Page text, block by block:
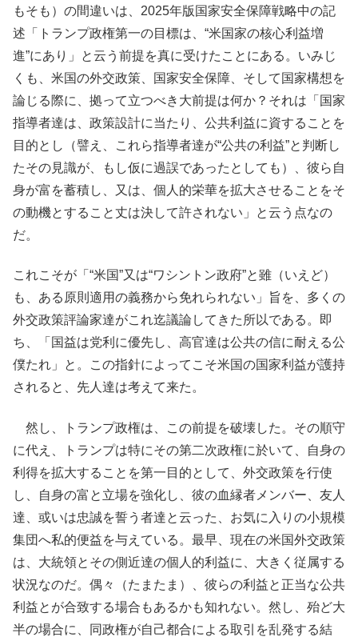
もそも）の間違いは、2025年版国家安全保障戦略中の記
述「トランプ政権第一の目標は、“米国家の核心利益増
進”にあり」と云う前提を真に受けたことにある。いみじ
くも、米国の外交政策、国家安全保障、そして国家構想を
論じる際に、拠って立つべき大前提は何か？それは「国家
指導者達は、政策設計に当たり、公共利益に資することを
目的とし（譬え、これら指導者達が“公共の利益”と判断し
たその見識が、もし仮に過誤であったとしても）、彼ら自
身が富を蓄積し、又は、個人的栄華を拡大させることをそ
の動機とすること丈は決して許されない」と云う点なの
だ。
これこそが「“米国”又は“ワシントン政府”と雖（いえど）
も、ある原則適用の義務から免れられない」旨を、多くの
外交政策評論家達がこれ迄議論してきた所以である。即
ち、「国益は党利に優先し、高官達は公共の信に耐える公
僕たれ」と。この指針によってこそ米国の国家利益が護持
されると、先人達は考えて来た。
然し、トランプ政権は、この前提を破壊した。その順守
に代え、トランプは特にその第二次政権に於いて、自身の
利得を拡大することを第一目的として、外交政策を行使
し、自身の富と立場を強化し、彼の血縁者メンバー、友人
達、或いは忠誠を誓う者達と云った、お気に入りの小規模
集団へ私的便益を与えている。最早、現在の米国外交政策
は、大統領とその側近達の個人的利益に、大きく従属する
状況なのだ。偶々（たまたま）、彼らの利益と正当な公共
利益とが合致する場合もあるかも知れない。然し、殆ど大
半の場合に、同政権が自己都合による取引を乱発する結